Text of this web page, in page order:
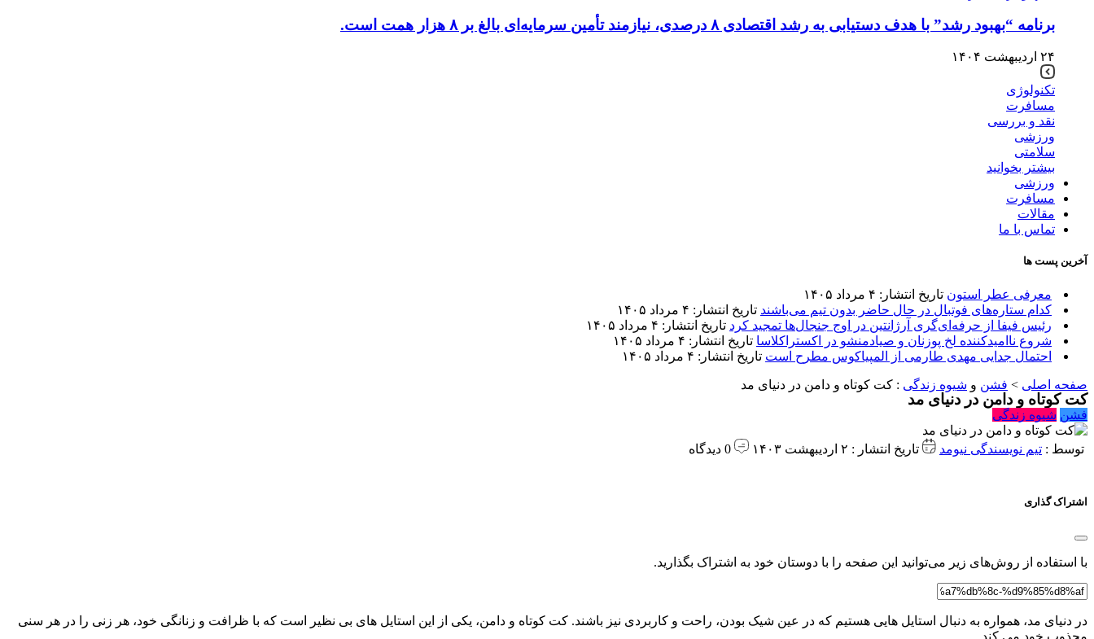
برنامه “بهبود رشد” با هدف دستیابی به رشد اقتصادی ۸ درصدی، نیازمند تأمین سرمایه‌ای بالغ بر ۸ هزار همت است.
۲۴ اردیبهشت ۱۴۰۴
تکنولوژی
مسافرت
نقد و بررسی
ورزشی
سلامتی
بیشتر بخوانید
ورزشی
مسافرت
مقالات
تماس با ما
آخرین پست ها
معرفی عطر استون تاریخ انتشار: ۴ مرداد ۱۴۰۵
کدام ستاره‌های فوتبال در حال حاضر بدون تیم می‌باشند تاریخ انتشار: ۴ مرداد ۱۴۰۵
رئیس فیفا از حرفه‌ای‌گری آرژانتین در اوج جنجال‌ها تمجید کرد تاریخ انتشار: ۴ مرداد ۱۴۰۵
شروع ناامیدکننده لخ پوزنان و صیادمنشو در اکستراکلاسا تاریخ انتشار: ۴ مرداد ۱۴۰۵
احتمال جدایی مهدی طارمی از المپیاکوس مطرح است تاریخ انتشار: ۴ مرداد ۱۴۰۵
صفحه اصلی > فشن و شیوه زندگی : کت کوتاه و دامن در دنیای مد
کت کوتاه و دامن در دنیای مد
فشن شیوه زندگی
توسط : تیم نویسندگی نیومد تاریخ انتشار : ۲ اردیبهشت ۱۴۰۳
اشتراک گذاری
با استفاده از روش‌های زیر می‌توانید این صفحه را با دوستان خود به اشتراک بگذارید.
در دنیای مد، همواره به دنبال استایل هایی هستیم که در عین شیک بودن، راحت و کاربردی نیز باشند. کت کوتاه و دامن، یکی از این استایل های بی نظیر است که با ظرافت و زنانگی خود، هر زنی را در هر سنی
مجذوب خود می کند.